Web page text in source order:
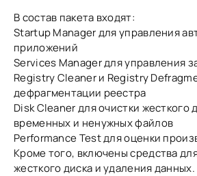
В состав пакета входят:
Startup Manager для управления
приложений
Services Manager для управления
Registry Cleaner и Registry
дефрагментации реестра
Disk Cleaner для очистки жесткого
временных и ненужных файлов
Performance Test для оценки
Кроме того, включены средства
жесткого диска и удаления данных.